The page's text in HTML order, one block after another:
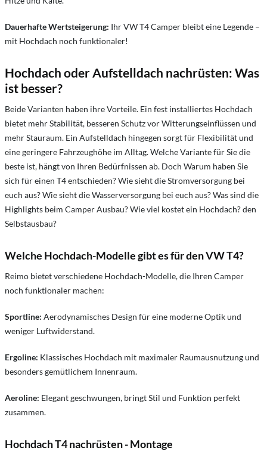
Dauerhafte Wertsteigerung: Ihr VW T4 Camper bleibt eine Legende –
mit Hochdach noch funktionaler!
Hochdach oder Aufstelldach nachrüsten: Was
ist besser?
Beide Varianten haben ihre Vorteile. Ein fest installiertes Hochdach
bietet mehr Stabilität, besseren Schutz vor Witterungseinflüssen und
mehr Stauraum. Ein Aufstelldach hingegen sorgt für Flexibilität und
eine geringere Fahrzeughöhe im Alltag. Welche Variante für Sie die
beste ist, hängt von Ihren Bedürfnissen ab. Doch Warum haben Sie
sich für einen T4 entschieden? Wie sieht die Stromversorgung bei
euch aus? Wie sieht die Wasserversorgung bei euch aus? Was sind die
Highlights beim Camper Ausbau? Wie viel kostet ein Hochdach? den
Selbstausbau?
Welche Hochdach-Modelle gibt es für den VW T4?
Reimo bietet verschiedene Hochdach-Modelle, die Ihren Camper
noch funktionaler machen:
Sportline: Aerodynamisches Design für eine moderne Optik und
weniger Luftwiderstand.
Ergoline: Klassisches Hochdach mit maximaler Raumausnutzung und
besonders gemütlichem Innenraum.
Aeroline: Elegant geschwungen, bringt Stil und Funktion perfekt
zusammen.
Hochdach T4 nachrüsten - Montage